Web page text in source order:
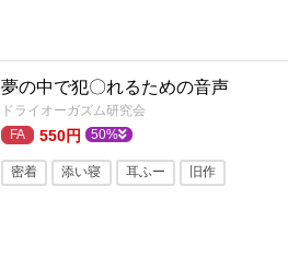
夢の中で犯〇れるための音声
ドライオーガズム研究会
550円 50%
密着 添い寝 耳ふー 旧作